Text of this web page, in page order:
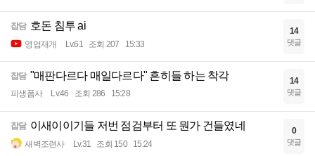
잡담 호돈 침투 ai
영업재개 Lv.61 조회 207 15:33
14
댓글
잡담 "매판다르다 매일다르다" 흔히들 하는 착각
피생폼사 Lv.46 조회 286 15:28
14
댓글
잡담 이새이이기들 저번 점검부터 또 뭔가 건들였네
새벽조련사 Lv.31 조회 150 15:24
0
댓글